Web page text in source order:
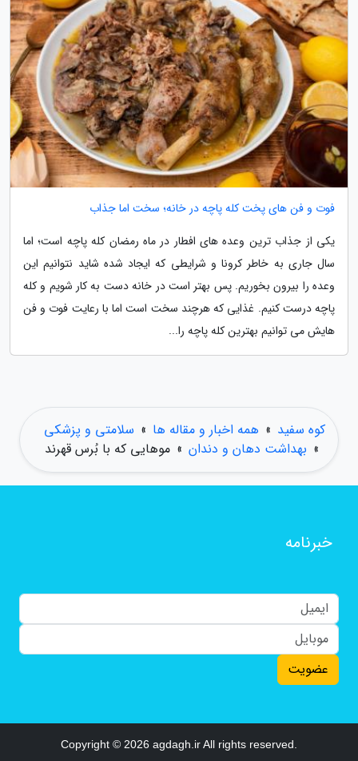
فوت و فن های پخت کله پاچه در خانه؛ سخت اما جذاب
یکی از جذاب ترین وعده های افطار در ماه رمضان کله پاچه است؛ اما
سال جاری به خاطر کرونا و شرایطی که ایجاد شده شاید نتوانیم این
وعده را بیرون بخوریم. پس بهتر است در خانه دست به کار شویم و کله
پاچه درست کنیم. غذایی که هرچند سخت است اما با رعایت فوت و فن
هایش می توانیم بهترین کله پاچه را...
کوه سفید » همه اخبار و مقاله ها » سلامتی و پزشکی
» بهداشت دهان و دندان » موهایی که با بُرس قهرند
خبرنامه
عضویت
Copyright © 2026 agdagh.ir All rights reserved.